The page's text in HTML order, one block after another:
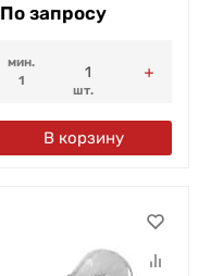
По запросу
мин.
1
шт.
В корзину